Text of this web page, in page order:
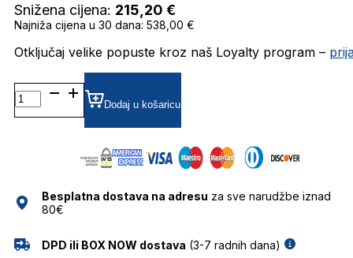
Snižena cijena: 215,20 €
Najniža cijena u 30 dana: 538,00 €
Otključaj velike popuste kroz naš Loyalty program –
MM0054 SUNČANE
NAOČALE
MAX
Dodaj u košaricu
Besplatna dostava na adresu za sve narudžbe iznad
80€
DPD ili BOX NOW dostava (3-7 radnih dana)